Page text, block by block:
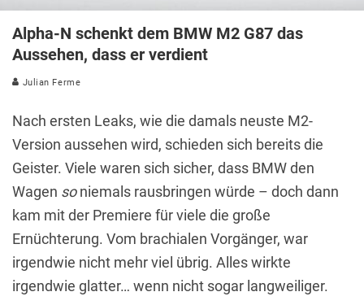
Alpha-N schenkt dem BMW M2 G87 das
Aussehen, dass er verdient
Julian Ferme
Nach ersten Leaks, wie die damals neuste M2-
Version aussehen wird, schieden sich bereits die
Geister. Viele waren sich sicher, dass BMW den
Wagen soniemals rausbringen würde – doch dann
kam mit der Premiere für viele die große
Ernüchterung. Vom brachialen Vorgänger, war
irgendwie nicht mehr viel übrig. Alles wirkte
irgendwie glatter… wenn nicht sogar langweiliger.